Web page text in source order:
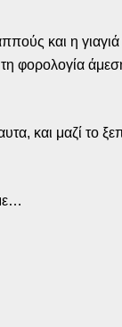
και η
φορολογία
και μαζί το